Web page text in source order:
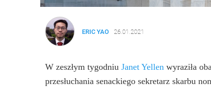
ERIC YAO 26.01.2021
W zeszłym tygodniu Janet Yellen wyraziła
przesłuchania senackiego sekretarz skarbu